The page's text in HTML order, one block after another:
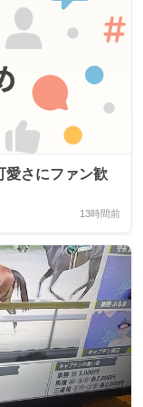
愛さにファン歓
13時間前